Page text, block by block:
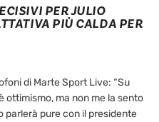
PER JULIO
PIÙ CALDA PER
di Marte Sport Live: “Su
ottimismo, ma non me la sento
parlerà pure con il presidente